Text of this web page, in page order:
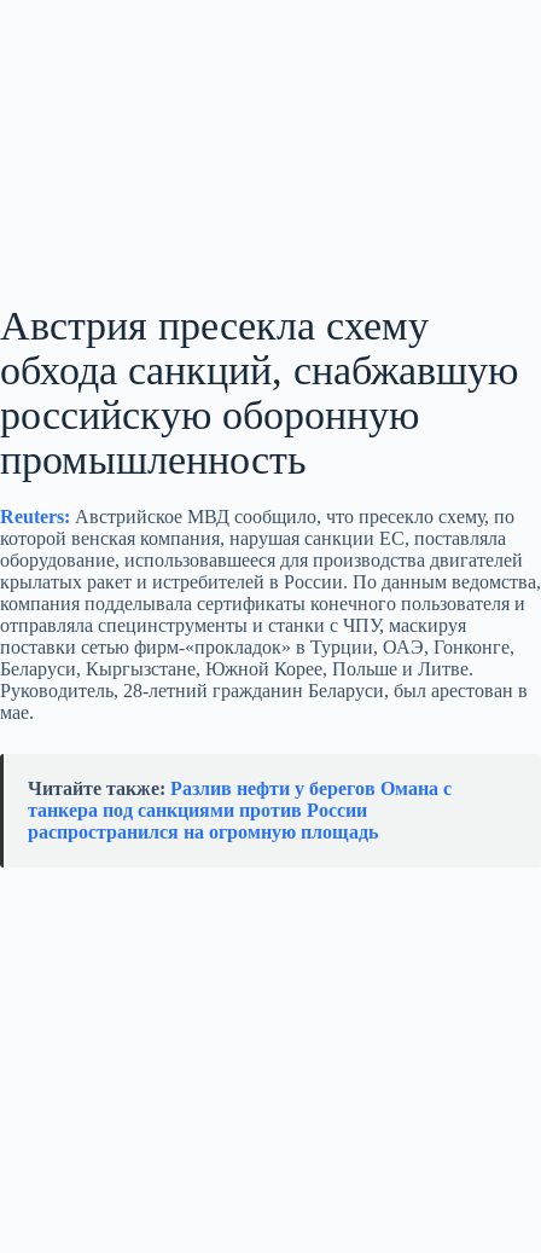
Австрия пресекла схему
обхода санкций, снабжавшую
российскую оборонную
промышленность
Reuters: Австрийское МВД сообщило, что пресекло схему, по
которой венская компания, нарушая санкции ЕС, поставляла
оборудование, использовавшееся для производства двигателей
крылатых ракет и истребителей в России. По данным ведомства,
компания подделывала сертификаты конечного пользователя и
отправляла специнструменты и станки с ЧПУ, маскируя
поставки сетью фирм-«прокладок» в Турции, ОАЭ, Гонконге,
Беларуси, Кыргызстане, Южной Корее, Польше и Литве.
Руководитель, 28‑летний гражданин Беларуси, был арестован в
мае.
Читайте также: Разлив нефти у берегов Омана с
танкера под санкциями против России
распространился на огромную площадь